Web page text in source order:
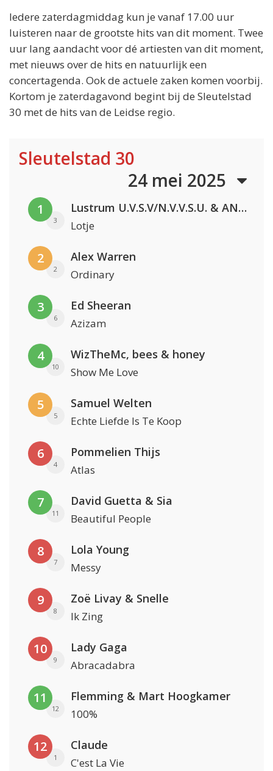
Iedere zaterdagmiddag kun je vanaf 17.00 uur
luisteren naar de grootste hits van dit moment. Twee
uur lang aandacht voor dé artiesten van dit moment,
met nieuws over de hits en natuurlijk een
concertagenda. Ook de actuele zaken komen voorbij.
Kortom je zaterdagavond begint bij de Sleutelstad
30 met de hits van de Leidse regio.
Sleutelstad 30
24 mei 2025
1
3
Lustrum U.V.S.V/N.V.V.S.U. & ANNO ONS & Jopke van Dobbenburgh & Roeland Beelen
Lotje
2
2
Alex Warren
Ordinary
3
6
Ed Sheeran
Azizam
4
10
WizTheMc, bees & honey
Show Me Love
5
5
Samuel Welten
Echte Liefde Is Te Koop
6
4
Pommelien Thijs
Atlas
7
11
David Guetta & Sia
Beautiful People
8
7
Lola Young
Messy
9
8
Zoë Livay & Snelle
Ik Zing
10
9
Lady Gaga
Abracadabra
11
12
Flemming & Mart Hoogkamer
100%
12
1
Claude
C'est La Vie